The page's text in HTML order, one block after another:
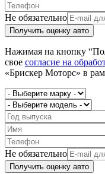
Не обязательно
Получить оценку авто
Нажимая на кнопку
свое согласие на
«Брискер Моторс» в
Не обязательно
Получить оценку авто